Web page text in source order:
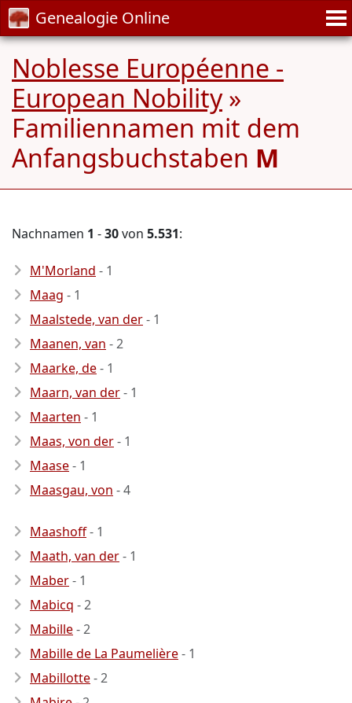
Genealogie Online
Noblesse Européenne -
European Nobility»
Familiennamen mit dem
Anfangsbuchstaben M
Nachnamen 1 -30von 5.531:
M'Morland - 1
Maag - 1
Maalstede, van der- 1
Maanen, van - 2
Maarke, de- 1
Maarn, van der- 1
Maarten - 1
Maas, von der- 1
Maase- 1
Maasgau, von - 4
Maashoff- 1
Maath, van der- 1
Maber- 1
Mabicq - 2
Mabille- 2
Mabille de La Paumelière- 1
Mabillotte- 2